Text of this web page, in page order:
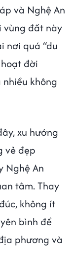
và Nghệ An
vùng đất này
nơi quá “du
đời
không
xu hướng
vẻ đẹp
Nghệ An
tâm. Thay
không ít
bình để
phương và